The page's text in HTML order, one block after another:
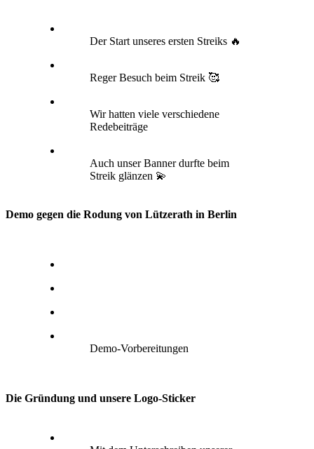
Der Start unseres ersten Streiks 🔥
Reger Besuch beim Streik 🥰
Wir hatten viele verschiedene
Redebeiträge
Auch unser Banner durfte beim
Streik glänzen 💫
Demo gegen die Rodung von Lützerath in Berlin
Demo-Vorbereitungen
Die Gründung und unsere Logo-Sticker